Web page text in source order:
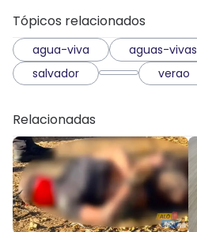
Tópicos relacionados
agua-viva aguas-vivas
salvador
verao
Relacionadas